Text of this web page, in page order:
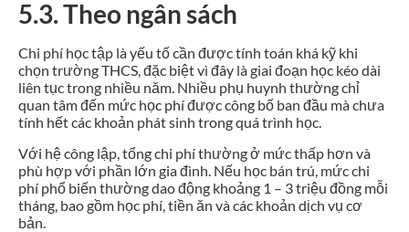
5.3. Theo ngân sách
Chi phí học tập là yếu tố cần được tính toán khá kỹ khi
chọn trường THCS, đặc biệt vì đây là giai đoạn học kéo dài
liên tục trong nhiều năm. Nhiều phụ huynh thường chỉ
quan tâm đến mức học phí được công bố ban đầu mà chưa
tính hết các khoản phát sinh trong quá trình học.
Với hệ công lập, tổng chi phí thường ở mức thấp hơn và
phù hợp với phần lớn gia đình. Nếu học bán trú, mức chi
phí phổ biến thường dao động khoảng 1 – 3 triệu đồng mỗi
tháng, bao gồm học phí, tiền ăn và các khoản dịch vụ cơ
bản.